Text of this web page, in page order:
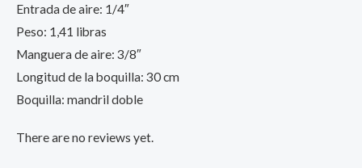
Entrada de aire: 1/4″
Peso: 1,41 libras
Manguera de aire: 3/8″
Longitud de la boquilla: 30 cm
Boquilla: mandril doble
There are no reviews yet.